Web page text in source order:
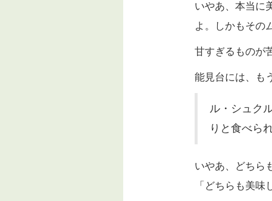
いやあ、本当に
よ。しかもその
甘すぎるものが
能見台には、も
ル・シュク
りと食べら
いやあ、どちら
「どちらも美